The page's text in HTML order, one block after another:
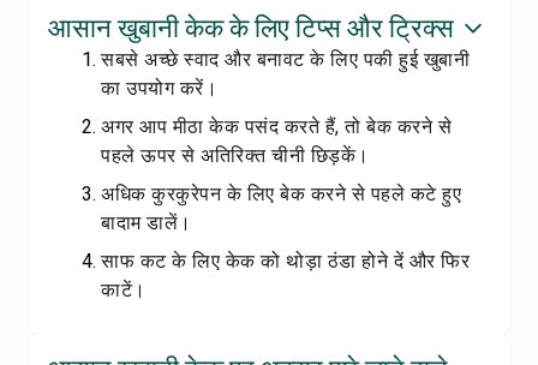
आसान खुबानी केक के लिए टिप्स और ट्रिक्स
सबसे अच्छे स्वाद और बनावट के लिए पकी हुई खुबानी
का उपयोग करें।
अगर आप मीठा केक पसंद करते हैं, तो बेक करने से
पहले ऊपर से अतिरिक्त चीनी छिड़कें।
अधिक कुरकुरेपन के लिए बेक करने से पहले कटे हुए
बादाम डालें।
साफ कट के लिए केक को थोड़ा ठंडा होने दें और फिर
काटें।